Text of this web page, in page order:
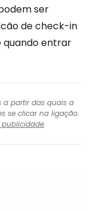
ser
de check-in
quando entrar
a partir das quais a
se clicar na ligação.
publicidade.